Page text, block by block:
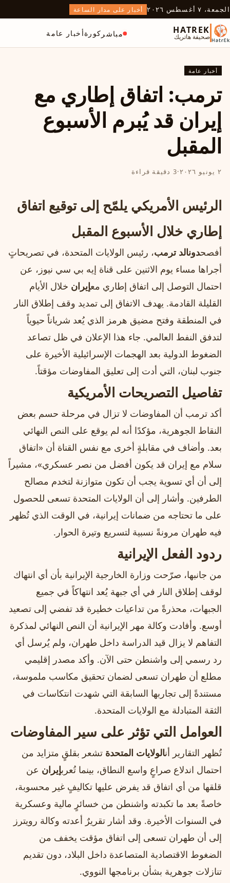
الجمعة، ٧ أغسطس ٢٠٢٦ أخبار على مدار الساعة
HATREK
صحيفة هاتريك مباشر كورةأخبار عامة
أخبار عامة
ترمب: اتفاق إطاري مع
إيران قد يُبرم الأسبوع
المقبل
٢ يونيو ٢٠٢٦ ·3 دقيقة قراءة
الرئيس الأمريكي يلمّح إلى توقيع اتفاق
إطاري خلال الأسبوع المقبل
أفصحدونالد ترمب، رئيس الولايات المتحدة، في تصريحاتٍ
أجراها مساء يوم الاثنين على قناة إيه بي سي نيوز، عن
احتمال التوصل إلى اتفاق إطاري معإيران خلال الأيام
القليلة القادمة. يهدف الاتفاق إلى تمديد وقف إطلاق النار
في المنطقة وفتح مضيق هرمز الذي يُعد شرياناً حيوياً
لتدفق النفط العالمي. جاء هذا الإعلان في ظل تصاعد
الضغوط الدولية بعد الهجمات الإسرائيلية الأخيرة على
جنوب لبنان، التي أدت إلى تعليق المفاوضات مؤقتاً.
تفاصيل التصريحات الأمريكية
أكد ترمب أن المفاوضات لا تزال في مرحلة حسم بعض
النقاط الجوهرية، مؤكدًا أنه لم يوقع على النص النهائي
بعد. وأضاف في مقابلةٍ أخرى مع نفس القناة أن «اتفاق
سلام مع إيران قد يكون أفضل من نصر عسكري»، مشيراً
إلى أن أي تسوية يجب أن تكون متوازنة لتخدم مصالح
الطرفين. وأشار إلى أن الولايات المتحدة تسعى للحصول
على ما تحتاجه من ضمانات إيرانية، في الوقت الذي تُظهر
فيه طهران مرونةً نسبية لتسريع وتيرة الحوار.
ردود الفعل الإيرانية
من جانبها، صرّحت وزارة الخارجية الإيرانية بأن أي انتهاك
لوقف إطلاق النار في أي جبهة يُعد انتهاكاً في جميع
الجبهات، محذرةً من تداعيات خطيرة قد تفضي إلى تصعيد
أوسع. وأفادت وكالة مهر الإيرانية أن النص النهائي لمذكرة
التفاهم لا يزال قيد الدراسة داخل طهران، ولم يُرسل أي
رد رسمي إلى واشنطن حتى الآن. وأكد مصدر إقليمي
مطلع أن طهران تسعى لضمان تحقيق مكاسب ملموسة،
مستندةً إلى تجاربها السابقة التي شهدت انتكاسات في
الثقة المتبادلة مع الولايات المتحدة.
العوامل التي تؤثر على سير المفاوضات
تُظهر التقارير أنالولايات المتحدة تشعر بقلقٍ متزايد من
احتمال اندلاع صراعٍ واسع النطاق، بينما تُعربإيران عن
قلقها من أي اتفاق قد يفرض عليها تكاليفٍ غير محسوبة،
خاصةً بعد ما تكبدته واشنطن من خسائرٍ مالية وعسكرية
في السنوات الأخيرة. وقد أشار تقريرٌ أعدته وكالة رويترز
إلى أن طهران تسعى إلى اتفاق مؤقت يخفف من
الضغوط الاقتصادية المتصاعدة داخل البلاد، دون تقديم
تنازلات جوهرية بشأن برنامجها النووي.